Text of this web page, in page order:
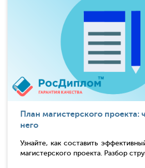
План магистерского проекта:
него
Узнайте, как составить
магистерского проекта. Разбор